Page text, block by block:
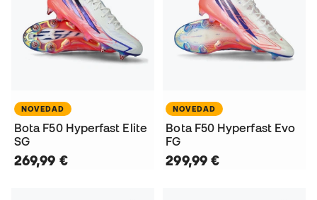
NOVEDAD
Bota F50 Hyperfast Elite
SG
269,99 €
NOVEDAD
Bota F50 Hyperfast Evo
FG
299,99 €